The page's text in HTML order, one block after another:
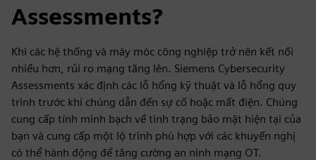
Assessments?
Khi các hệ thống và máy móc công nghiệp trở nên kết nối
nhiều hơn, rủi ro mạng tăng lên. Siemens Cybersecurity
Assessments xác định các lỗ hổng kỹ thuật và lỗ hổng quy
trình trước khi chúng dẫn đến sự cố hoặc mất điện. Chúng
cung cấp tính minh bạch về tình trạng bảo mật hiện tại của
bạn và cung cấp một lộ trình phù hợp với các khuyến nghị
có thể hành động để tăng cường an ninh mạng OT.